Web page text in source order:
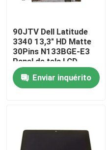
Substituição do painel
Substituição do painel
Substituição do painel
90JTV Dell Latitude
3340 13,3" HD Matte
30Pins N133BGE-E3
Panel de tela LCD
Substituição
Enviar inquérito